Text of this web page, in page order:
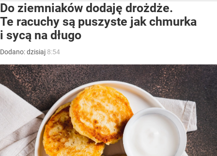
Do ziemniaków dodaję drożdże.
Te racuchy są puszyste jak chmurka
i sycą na długo
Dodano:dzisiaj 8:54